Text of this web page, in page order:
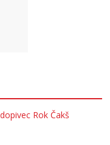
Rok Čakš